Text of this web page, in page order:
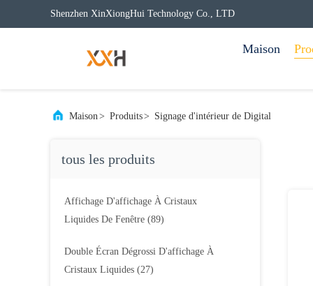
Shenzhen XinXiongHui Technology Co., LTD
Maison
Maison> Produits> Signage d'intérieur de Digital
tous les produits
Affichage D'affichage À Cristaux
Liquides De Fenêtre (89)
Double Écran Dégrossi D'affichage À
Cristaux Liquides (27)